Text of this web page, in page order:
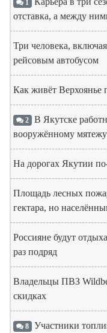
1
отставка, а между
Три человека,
рейсовым автобусом
Как живёт Верхоянье
2 В Якутске
вооружённому мятежу
На дорогах Якутии
Площадь лесных
гектара, но
Россияне будут
раз подряд
Владельцы ПВЗ
скидках
8 Участники